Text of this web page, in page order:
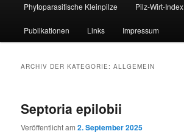
Phytoparasitische Kleinpilze Pilz-Wirt-Index
Publikationen Links Impressum
ARCHIV DER KATEGORIE:ALLGEMEIN
Septoria epilobii
Veröffentlicht am2. September 2025